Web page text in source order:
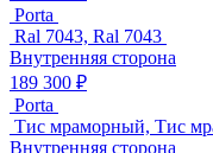
Porta
Ral 7043, Ral 7043
Внутренняя сторона
189 300 ₽
Porta
Тис мраморный, Тис
Внутренняя сторона